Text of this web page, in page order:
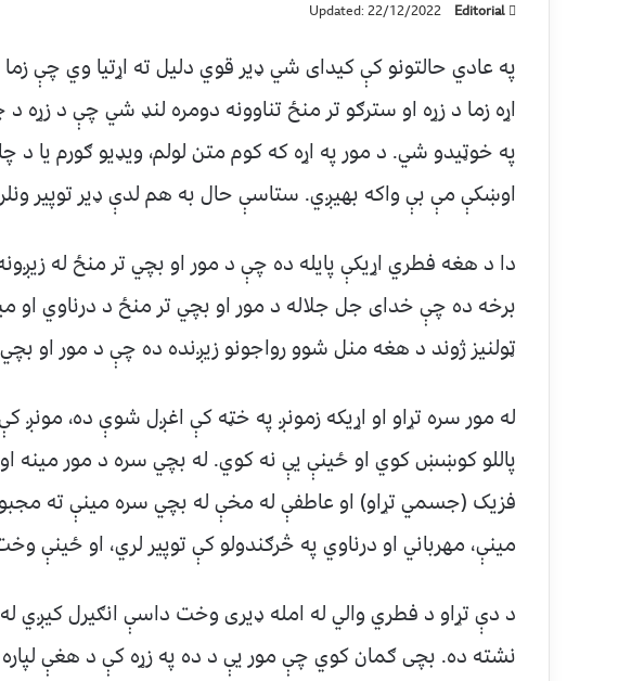
Editorial
Updated: 22/12/2022
په عادي حالتونو کې کیدای شي ډیر قوي دلیل ته اړتیا وي چې
اړه زما د زړه او سترګو تر منځ تناوونه دومره لنډ شي چې د زړه
په خوټیدو شي. د مور په اړه که کوم متن لولم، ویډیو ګورم یا د
اوښکې مې بې واکه بهیږي. ستاسې حال به هم لدې ډیر توپیر
دا د هغه فطري اړیکې پایله ده چې د مور او بچي تر منځ له
برخه ده چې خدای جل جلاله د مور او بچي تر منځ د درناوي او
ټولنیز ژوند د هغه منل شوو رواجونو زیږنده ده چې د مور او
له مور سره تړاو او اړیکه زمونږ په خټه کې اغږل شوې ده، مونږ
پاللو کوښښ کوي او ځینې یې نه کوي. له بچي سره د مور مینه او
فزیک (جسمي تړاو) او عاطفې له مخې له بچي سره مینې ته
مینې، مهرباني او درناوي په څرګندولو کې توپیر لري، او ځینې
د دې تړاو د فطري والي له امله ډیری وخت داسې انګیرل کیږي له
نشته ده. بچی ګمان کوي چې مور یې د ده په زړه کې د هغې